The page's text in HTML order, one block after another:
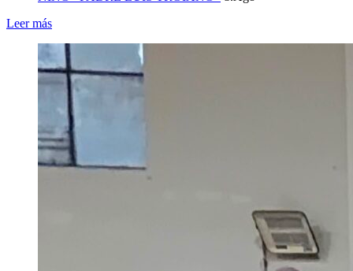
Leer más